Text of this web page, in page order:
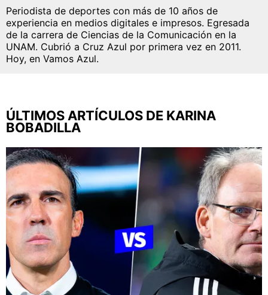
QUIENES SOMOS |
Esta sección no tiene relación alguna con el Club.
Para visitar el sitio oficial
Términos y Condiciones
Políticas de Privacidad
Política Editorial
Ad Choices
Vamos Azul, al igual que Futbol Sites, es una
compañía perteneciente a Better Collective.
Todos los derechos reservados.
Periodista de deportes con más de 10 años de
experiencia en medios digitales e impresos. Egresada
de la carrera de Ciencias de la Comunicación en la
UNAM. Cubrió a Cruz Azul por primera vez en 2011.
Hoy, en Vamos Azul.
ÚLTIMOS ARTÍCULOS DE KARINA
BOBADILLA